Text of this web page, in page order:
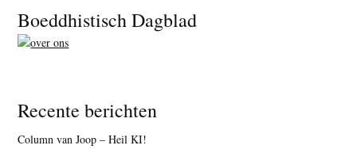
Footer
Boeddhistisch Dagblad
Recente berichten
Column van Joop – Heil KI!